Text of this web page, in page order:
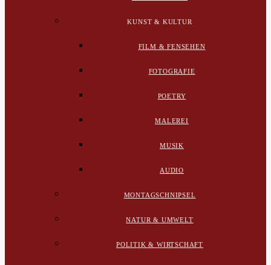
KUNST & KULTUR
FILM & FENSEHEN
FOTOGRAFIE
POETRY
MALEREI
MUSIK
AUDIO
MONTAGSCHNIPSEL
NATUR & UMWELT
POLITIK & WIRTSCHAFT